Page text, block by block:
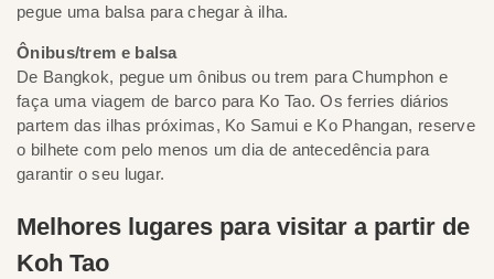
pegue uma balsa para chegar à ilha.
Ônibus/trem e balsa
De Bangkok, pegue um ônibus ou trem para Chumphon e
faça uma viagem de barco para Ko Tao. Os ferries diários
partem das ilhas próximas, Ko Samui e Ko Phangan, reserve
o bilhete com pelo menos um dia de antecedência para
garantir o seu lugar.
Melhores lugares para visitar a partir de
Koh Tao